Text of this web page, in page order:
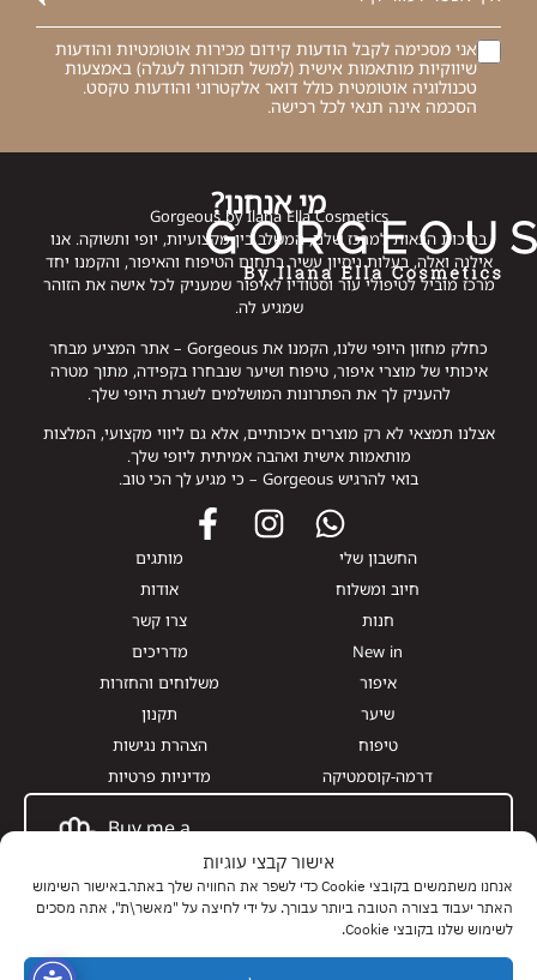
אישור קבצי עוגיות
אנחנו משתמשים בקובצי Cookie כדי לשפר את החוויה שלך באתר.באישור השימוש
האתר יעבוד בצורה הטובה ביותר עבורך. על ידי לחיצה על "מאשר\ת", אתה מסכים
לשימוש שלנו בקובצי Cookie.
אני מסכימה לקבל הודעות קידום מכירות אוטומטיות והודעות
שיווקיות מותאמות אישית (למשל תזכורות לעגלה) באמצעות
טכנולוגיה אוטומטית כולל דואר אלקטרוני והודעות טקסט.
הסכמה אינה תנאי לכל רכישה.
Buy me a
Giftcard
מי אנחנו?
Gorgeous by Ilana Ella Cosmetics
ברוכות הבאות למרכז שלנו, המשלב בין מקצועיות, יופי ותשוקה. אנו
אילנה ואלה, בעלות ניסיון עשיר בתחום הטיפוח והאיפור, והקמנו יחד
מרכז מוביל לטיפולי עור וסטודיו לאיפור שמעניק לכל אישה את הזוהר
שמגיע לה.
כחלק מחזון היופי שלנו, הקמנו את Gorgeous – אתר המציע מבחר
איכותי של מוצרי איפור, טיפוח ושיער שנבחרו בקפידה, מתוך מטרה
להעניק לך את הפתרונות המושלמים לשגרת היופי שלך.
אצלנו תמצאי לא רק מוצרים איכותיים, אלא גם ליווי מקצועי, המלצות
מותאמות אישית ואהבה אמיתית ליופי שלך.
בואי להרגיש Gorgeous – כי מגיע לך הכי טוב.
החשבון שלי
חיוב ומשלוח
חנות
New in
איפור
שיער
טיפוח
דרמה-קוסמטיקה
מותגים
אודות
צרו קשר
מדריכים
משלוחים והחזרות
תקנון
הצהרת נגישות
מדיניות פרטיות